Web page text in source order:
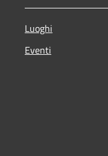
Luoghi
Eventi